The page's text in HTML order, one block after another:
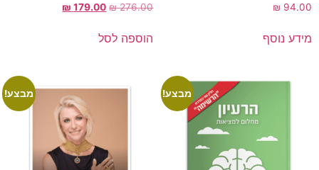
94.00
₪
מידע נוסף
276.00
₪
179.00
₪
הוספה לסל
מבצע! מבצע!